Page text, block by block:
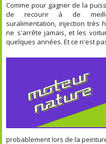
Comme pour gagner de la
de recourir à de
suralimentation, injection très
ne s'arrête jamais, et les
quelques années. Et ce n'est
probablement lors de la